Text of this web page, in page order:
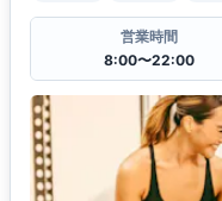
営業時間
8:00〜22:00